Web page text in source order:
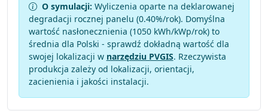
O symulacji: Wyliczenia oparte na deklarowanej
degradacji rocznej panelu (0.40%/rok). Domyślna
wartość nasłonecznienia (1050 kWh/kWp/rok) to
średnia dla Polski - sprawdź dokładną wartość dla
swojej lokalizacji w narzędziu PVGIS. Rzeczywista
produkcja zależy od lokalizacji, orientacji,
zacienienia i jakości instalacji.